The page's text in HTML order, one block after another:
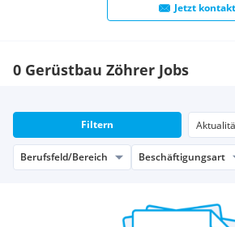
Jetzt
0 Gerüstbau Zöhrer Jobs
Filtern
Berufsfeld/Bereich Beschäftigungsart